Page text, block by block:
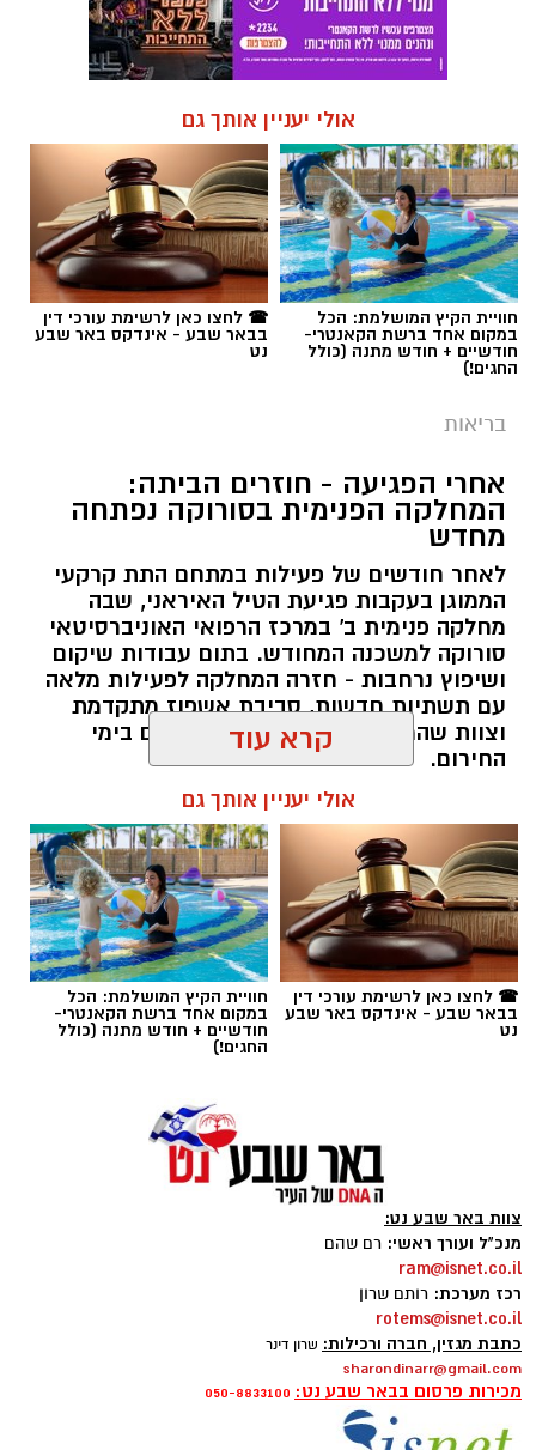
אולי יעניין אותך גם
חוויית הקיץ המושלמת: הכל
במקום אחד ברשת הקאנטרי-
חודשיים + חודש מתנה (כולל
החגים!)
☎ לחצו כאן לרשימת עורכי דין
בבאר שבע - אינדקס באר שבע
נט
בריאות
אחרי הפגיעה - חוזרים הביתה:
המחלקה הפנימית בסורוקה נפתחה
מחדש
לאחר חודשים של פעילות במתחם התת קרקעי
הממוגן בעקבות פגיעת הטיל האיראני, שבה
מחלקה פנימית ב' במרכז הרפואי האוניברסיטאי
סורוקה למשכנה המחודש. בתום עבודות שיקום
ושיפוץ נרחבות - חזרה המחלקה לפעילות מלאה
עם תשתיות חדשות, סביבת אשפוז מתקדמת
וצוות שהמשיך להעניק טיפול מסור גם בימי
החירום.
תגים:באר שבע נט, בית החולים סורוקה
צילום: דוברות סורוקה
קרא עוד
אולי יעניין אותך גם
☎ לחצו כאן לרשימת עורכי דין
בבאר שבע - אינדקס באר שבע
נט
חוויית הקיץ המושלמת: הכל
במקום אחד ברשת הקאנטרי-
חודשיים + חודש מתנה (כולל
החגים!)
צוות באר שבע נט:
מנכ"ל ועורך ראשי: רם שהם
ram@isnet.co.il
רכז מערכת: רותם שרון
rotems@isnet.co.il
כתבת מגזין, חברה ורכילות: שרון דינר
sharondinarr@gmail.com
מכירות פרסום בבאר שבע נט: 050-8833100